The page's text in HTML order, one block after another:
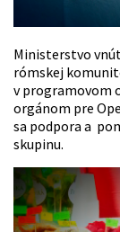
Ministerstvo
rómskej
v programovom
orgánom pre
sa podpora a
skupinu.